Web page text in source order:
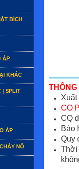
BÍCH
ÁP
KHÁC
| SPLIT
ÁP
NỔ
Xuất
CO
CQ
Bảo
Quy
Thời